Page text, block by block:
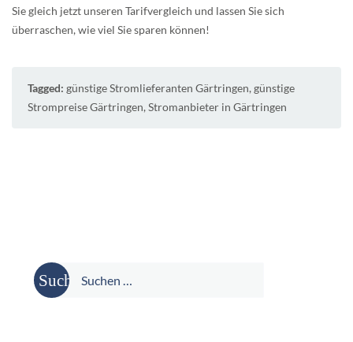
Sie gleich jetzt unseren Tarifvergleich und lassen Sie sich
überraschen, wie viel Sie sparen können!
Tagged: günstige Stromlieferanten Gärtringen, günstige
Strompreise Gärtringen, Stromanbieter in Gärtringen
Suche
nach: